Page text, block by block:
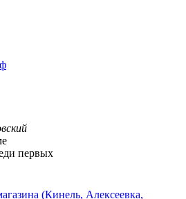
первых
(Кинель, Алексеевка,